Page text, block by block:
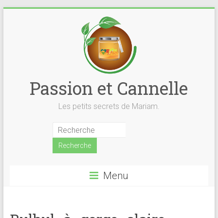
Passion et Cannelle
Les petits secrets de Mariam.
Menu